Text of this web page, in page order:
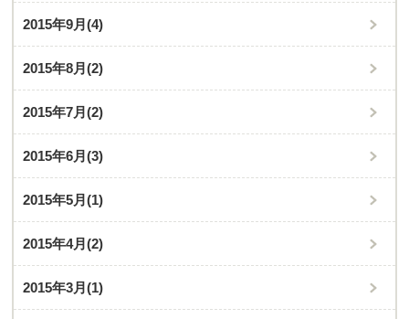
2015年9月(4)
2015年8月(2)
2015年7月(2)
2015年6月(3)
2015年5月(1)
2015年4月(2)
2015年3月(1)